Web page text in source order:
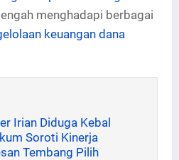
menghadapi berbagai
keuangan dana
Irian Diduga Kebal
Soroti Kinerja
Tembang Pilih